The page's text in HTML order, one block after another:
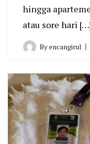
hingga
atau sore hari
Byencangirul